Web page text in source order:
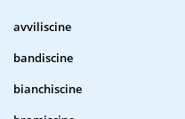
avviliscine
bandiscine
bianchiscine